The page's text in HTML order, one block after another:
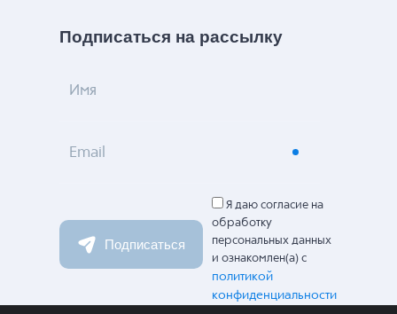
Подписаться на рассылку
Имя
Email
Подписаться
Я даю согласие на
обработку
персональных данных
и ознакомлен(а) с
политикой
конфиденциальности